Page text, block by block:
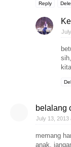
Reply
belalang
July 13, 2013
memang
anak.